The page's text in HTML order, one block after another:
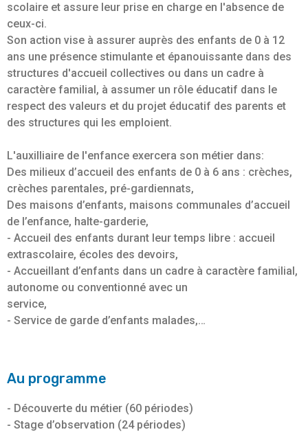
scolaire et assure leur prise en charge en l'absence de
ceux-ci.
Son action vise à assurer auprès des enfants de 0 à 12
ans une présence stimulante et épanouissante dans des
structures d'accueil collectives ou dans un cadre à
caractère familial, à assumer un rôle éducatif dans le
respect des valeurs et du projet éducatif des parents et
des structures qui les emploient.
L'auxilliaire de l'enfance exercera son métier dans:
Des milieux d’accueil des enfants de 0 à 6 ans : crèches,
crèches parentales, pré-gardiennats,
Des maisons d’enfants, maisons communales d’accueil
de l’enfance, halte-garderie,
- Accueil des enfants durant leur temps libre : accueil
extrascolaire, écoles des devoirs,
- Accueillant d’enfants dans un cadre à caractère familial,
autonome ou conventionné avec un
service,
- Service de garde d’enfants malades,…
Au programme
- Découverte du métier (60 périodes)
- Stage d’observation (24 périodes)